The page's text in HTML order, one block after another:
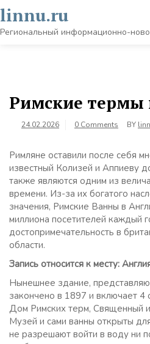
Skip
to
content
linnu.ru
Региональный информационно-
Римские термы
24.02.2026 0 Comments BY
Римляне оставили после себя
известный Колизей и Аппиеву
также являются одним из
времени. Из-за их богатого
значения, Римские Ванны в
миллиона посетителей каждый
достопримечательность в
области.
Запись относится к месту:
Нынешнее здание,
закончено в 1897 и включает
Дом Римских терм, Священный
Музей и сами ванны открыты
не разрешают войти в воду ни